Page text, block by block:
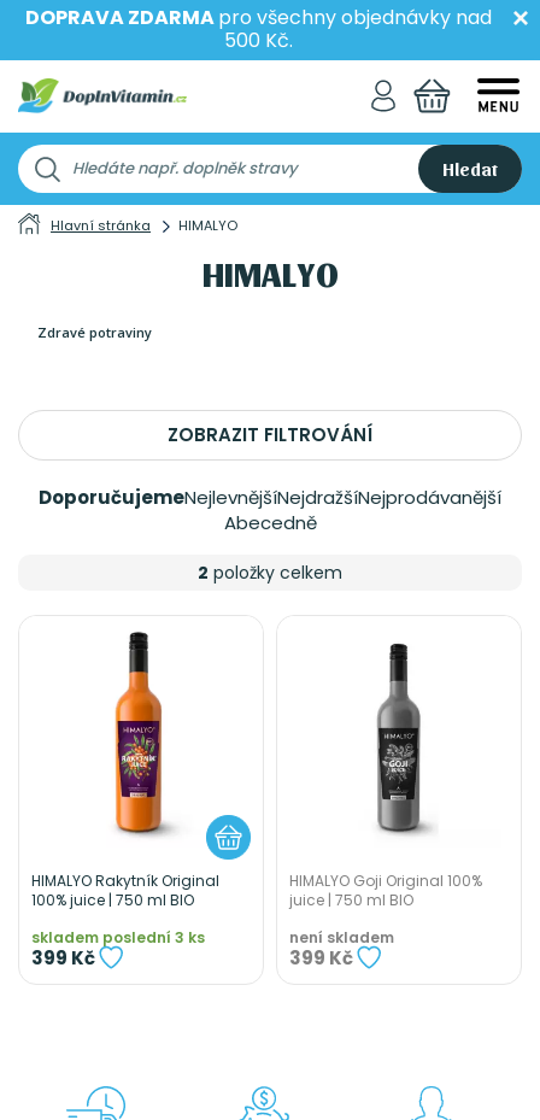
DOPRAVA ZDARMApro všechny objednávky nad
500 Kč.
Hledat
Hlavní stránka HIMALYO
HIMALYO
Zdravé potraviny
ZOBRAZIT FILTROVÁNÍ
DoporučujemeNejlevnějšíNejdražšíNejprodávanější
Abecedně
2 položky celkem
HIMALYO Rakytník Original
100% juice | 750 ml BIO
skladem poslední 3 ks
399 Kč
HIMALYO Goji Original 100%
juice | 750 ml BIO
není skladem
399 Kč